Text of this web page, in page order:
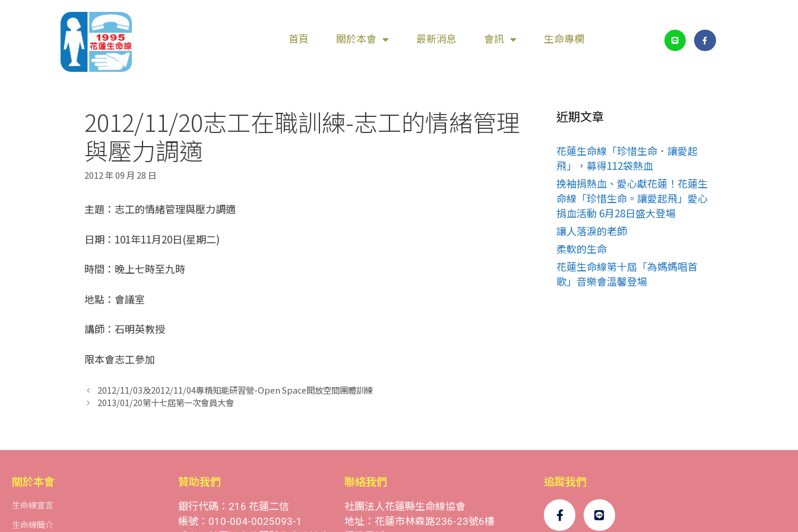
首頁 關於本會 最新消息 會訊 生命專欄
2012/11/20志工在職訓練-志工的情緒管理
與壓力調適
2012 年 09 月 28 日
主題：志工的情緒管理與壓力調適
日期：101年11月20日(星期二)
時間：晚上七時至九時
地點：會議室
講師：石明英教授
限本會志工參加
2012/11/03及2012/11/04專精知能研習營-Open Space開放空間團體訓練
2013/01/20第十七屆第一次會員大會
近期文章
花蓮生命線「珍惜生命．讓愛起
飛」，募得112袋熱血
挽袖捐熱血、愛心獻花蓮！花蓮生
命線「珍惜生命。讓愛起飛」愛心
捐血活動 6月28日盛大登場
讓人落淚的老師
柔軟的生命
花蓮生命線第十屆「為媽媽唱首
歌」音樂會溫馨登場
關於本會
生命線宣言
生命線簡介
贊助我們
銀行代碼：216 花蓮二信
帳號：010-004-0025093-1
聯絡我們
社團法人花蓮縣生命線協會
地址：花蓮市林森路236-23號6樓
追蹤我們